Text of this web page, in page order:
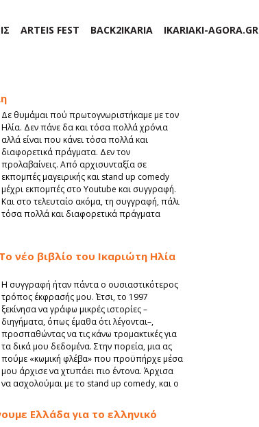
ARTEIS FEST BACK2IKARIA IKARIAKI-AGORA.GR
Δε θυμάμαι πού πρωτογνωριστήκαμε με τον
Ηλία. Δεν πάνε δα και τόσα πολλά χρόνια
αλλά είναι που κάνει τόσα πολλά και
διαφορετικά πράγματα. Δεν τον
προλαβαίνεις. Από αρχισυνταξία σε
εκπομπές μαγειρικής και stand up comedy
μέχρι εκπομπές στο Youtube και συγγραφή.
Και στο τελευταίο ακόμα, τη συγγραφή, πάλι
τόσα πολλά και διαφορετικά πράγματα
νέο βιβλίο του Ικαριώτη Ηλία
Η συγγραφή ήταν πάντα ο ουσιαστικότερος
τρόπος έκφρασής μου. Έτσι, το 1997
ξεκίνησα να γράφω μικρές ιστορίες –
διηγήματα, όπως έμαθα ότι λέγονται–,
προσπαθώντας να τις κάνω τρομακτικές για
τα δικά μου δεδομένα. Στην πορεία, μια ας
πούμε «κωμική φλέβα» που προϋπήρχε μέσα
μου άρχισε να χτυπάει πιο έντονα. Άρχισα
να ασχολούμαι με το stand up comedy, και ο
Ελλάδα για το ελληνικό